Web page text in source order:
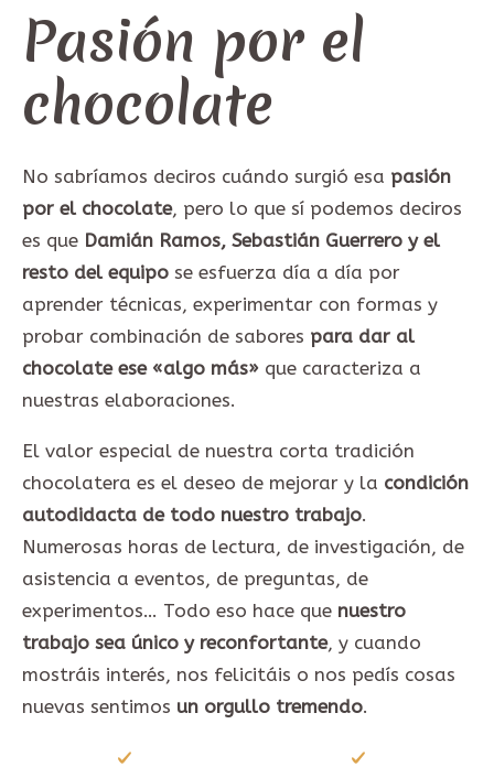
Pasión por el
chocolate
No sabríamos deciros cuándo surgió esa pasión
por el chocolate, pero lo que sí podemos deciros
es que Damián Ramos, Sebastián Guerrero y el
resto del equipo se esfuerza día a día por
aprender técnicas, experimentar con formas y
probar combinación de sabores para dar al
chocolate ese «algo más» que caracteriza a
nuestras elaboraciones.
El valor especial de nuestra corta tradición
chocolatera es el deseo de mejorar y la condición
autodidacta de todo nuestro trabajo.
Numerosas horas de lectura, de investigación, de
asistencia a eventos, de preguntas, de
experimentos… Todo eso hace que nuestro
trabajo sea único y reconfortante, y cuando
mostráis interés, nos felicitáis o nos pedís cosas
nuevas sentimos un orgullo tremendo.